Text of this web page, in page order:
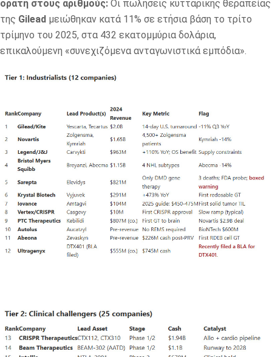
ορατή στους αριθμούς: Οι πωλήσεις κυτταρικής θεραπείας
της Gilead μειώθηκαν κατά 11% σε ετήσια βάση το τρίτο
τρίμηνο του 2025, στα 432 εκατομμύρια δολάρια,
επικαλούμενη «συνεχιζόμενα ανταγωνιστικά εμπόδια».